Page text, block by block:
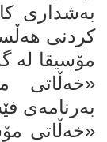
بەشداری
کردنی
مۆسیقا لە
«خەڵاتی
بەرنامەی
«خەڵاتی